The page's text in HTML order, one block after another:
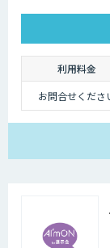
利用料金
お問合せくださ